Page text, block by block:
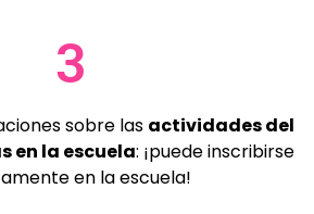
3
sobre las actividades del
en la escuela: ¡puede inscribirse
en la escuela!